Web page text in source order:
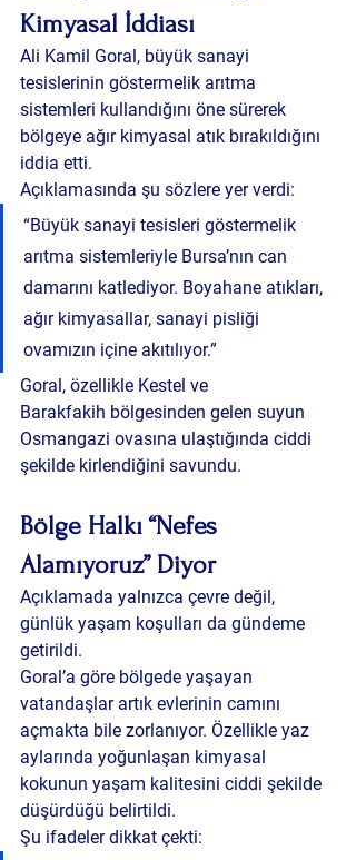
Kimyasal İddiası
Ali Kamil Goral, büyük sanayi
tesislerinin göstermelik arıtma
sistemleri kullandığını öne sürerek
bölgeye ağır kimyasal atık bırakıldığını
iddia etti.
Açıklamasında şu sözlere yer verdi:
“Büyük sanayi tesisleri göstermelik
arıtma sistemleriyle Bursa’nın can
damarını katlediyor. Boyahane atıkları,
ağır kimyasallar, sanayi pisliği
ovamızın içine akıtılıyor.”
Goral, özellikle Kestel ve
Barakfakih bölgesinden gelen suyun
Osmangazi ovasına ulaştığında ciddi
şekilde kirlendiğini savundu.
Bölge Halkı “Nefes
Alamıyoruz” Diyor
Açıklamada yalnızca çevre değil,
günlük yaşam koşulları da gündeme
getirildi.
Goral’a göre bölgede yaşayan
vatandaşlar artık evlerinin camını
açmakta bile zorlanıyor. Özellikle yaz
aylarında yoğunlaşan kimyasal
kokunun yaşam kalitesini ciddi şekilde
düşürdüğü belirtildi.
Şu ifadeler dikkat çekti: